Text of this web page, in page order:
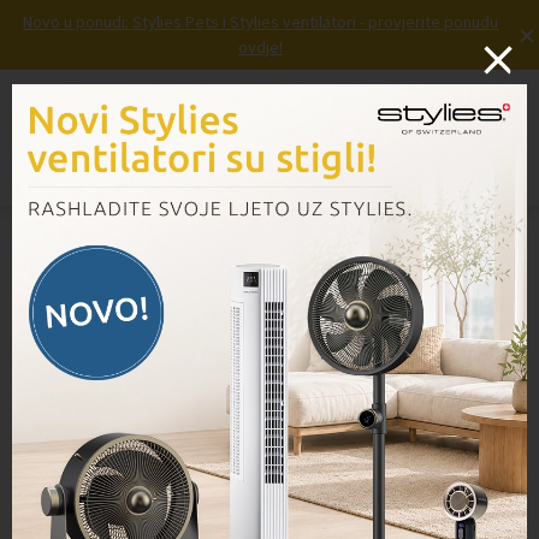
Novo u ponudi: Stylies Pets i Stylies ventilatori - provjerite ponudu
ovdje!
×
Prijava Košarica
Domov
/ Proizvodi / Nosač četke HD12